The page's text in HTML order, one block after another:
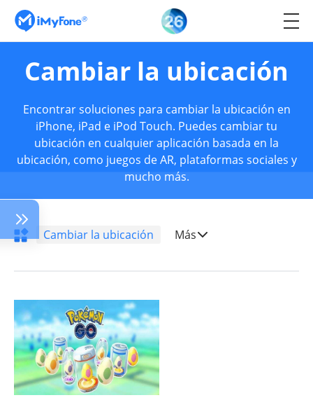
Cambiar la ubicación
Encontrar soluciones para cambiar la ubicación en
iPhone, iPad e iPod Touch. Puedes cambiar tu
ubicación en cualquier aplicación basada en la
ubicación, como juegos de AR, plataformas sociales y
mucho más.
Cambiar la ubicación Más
Problemas de
iPhone
Trucos de IA
Desbloquear